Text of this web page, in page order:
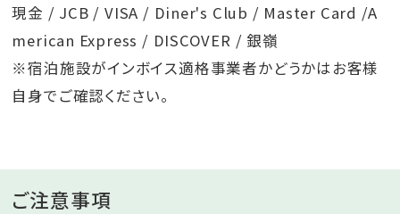
現金 / JCB / VISA / Diner's Club / Master Card /A
merican Express / DISCOVER / 銀嶺
※宿泊施設がインボイス適格事業者かどうかはお客様
自身でご確認ください。
ご注意事項